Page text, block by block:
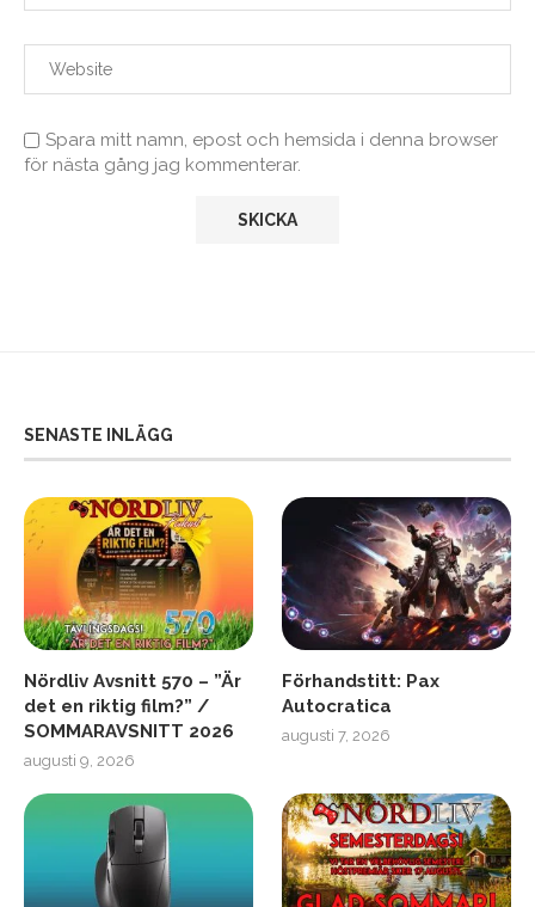
Spara mitt namn, epost och hemsida i denna browser
för nästa gång jag kommenterar.
SENASTE INLÄGG
Nördliv Avsnitt 570 – ”Är
det en riktig film?” /
SOMMARAVSNITT 2026
augusti 9, 2026
Förhandstitt: Pax
Autocratica
augusti 7, 2026